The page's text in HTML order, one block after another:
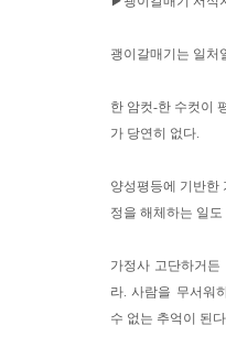
괭이갈매기는 일처
한 암컷-한 수컷이
가 당연히 없다.
양성평등에 기반한
정을 해체하는 일도
가정사 고단하거
라. 사람을 무서워
수 없는 추억이 된